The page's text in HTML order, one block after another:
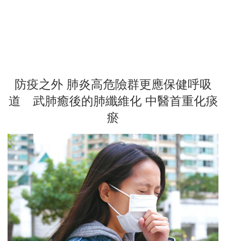
防疫之外 肺炎高危險群更應保健呼吸
道 武肺癒後的肺纖維化 中醫首重化痰
瘀